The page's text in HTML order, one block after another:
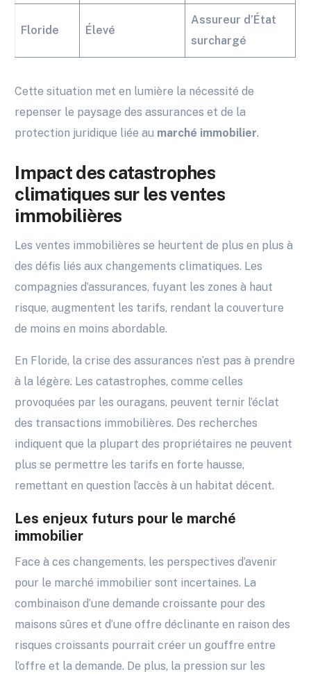
Floride Élevé
Assureur d’État
surchargé
Cette situation met en lumière la nécessité de
repenser le paysage des assurances et de la
protection juridique liée au marché immobilier.
Impact des catastrophes
climatiques sur les ventes
immobilières
Les ventes immobilières se heurtent de plus en plus à
des défis liés aux changements climatiques. Les
compagnies d’assurances, fuyant les zones à haut
risque, augmentent les tarifs, rendant la couverture
de moins en moins abordable.
En Floride, la crise des assurances n’est pas à prendre
à la légère. Les catastrophes, comme celles
provoquées par les ouragans, peuvent ternir l’éclat
des transactions immobilières. Des recherches
indiquent que la plupart des propriétaires ne peuvent
plus se permettre les tarifs en forte hausse,
remettant en question l’accès à un habitat décent.
Les enjeux futurs pour le marché
immobilier
Face à ces changements, les perspectives d’avenir
pour le marché immobilier sont incertaines. La
combinaison d’une demande croissante pour des
maisons sûres et d’une offre déclinante en raison des
risques croissants pourrait créer un gouffre entre
l’offre et la demande. De plus, la pression sur les